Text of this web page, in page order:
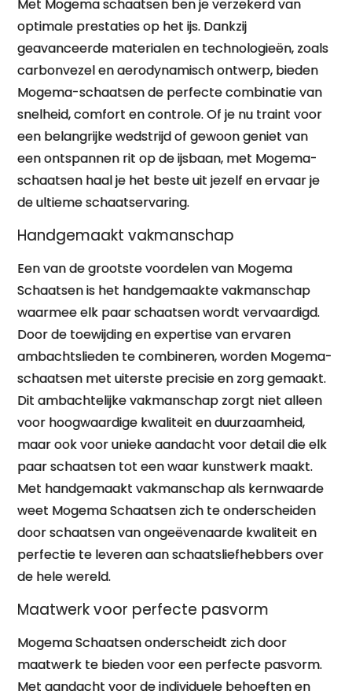
Met Mogema schaatsen ben je verzekerd van
optimale prestaties op het ijs. Dankzij
geavanceerde materialen en technologieën, zoals
carbonvezel en aerodynamisch ontwerp, bieden
Mogema-schaatsen de perfecte combinatie van
snelheid, comfort en controle. Of je nu traint voor
een belangrijke wedstrijd of gewoon geniet van
een ontspannen rit op de ijsbaan, met Mogema-
schaatsen haal je het beste uit jezelf en ervaar je
de ultieme schaatservaring.
Handgemaakt vakmanschap
Een van de grootste voordelen van Mogema
Schaatsen is het handgemaakte vakmanschap
waarmee elk paar schaatsen wordt vervaardigd.
Door de toewijding en expertise van ervaren
ambachtslieden te combineren, worden Mogema-
schaatsen met uiterste precisie en zorg gemaakt.
Dit ambachtelijke vakmanschap zorgt niet alleen
voor hoogwaardige kwaliteit en duurzaamheid,
maar ook voor unieke aandacht voor detail die elk
paar schaatsen tot een waar kunstwerk maakt.
Met handgemaakt vakmanschap als kernwaarde
weet Mogema Schaatsen zich te onderscheiden
door schaatsen van ongeëvenaarde kwaliteit en
perfectie te leveren aan schaatsliefhebbers over
de hele wereld.
Maatwerk voor perfecte pasvorm
Mogema Schaatsen onderscheidt zich door
maatwerk te bieden voor een perfecte pasvorm.
Met aandacht voor de individuele behoeften en